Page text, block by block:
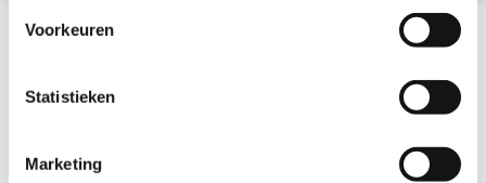
gegevensverwerking staat in de
Privacyverklaring
Voorkeuren
Statistieken
Marketing
Online aanbieder medicijnen
webshop mag verkopen.
⁠Verantwoorde zorg, ⁠ook online.